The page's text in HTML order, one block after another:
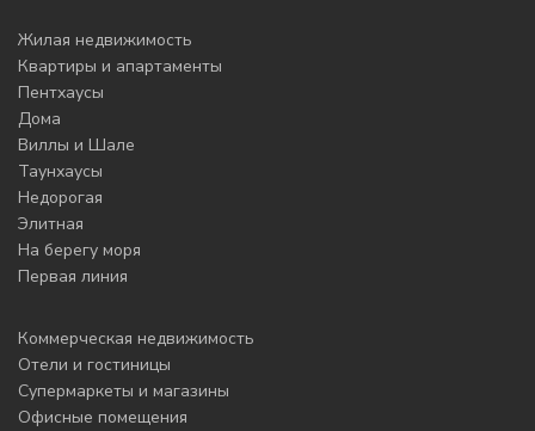
Жилая недвижимость
Квартиры и апартаменты
Пентхаусы
Дома
Виллы и Шале
Таунхаусы
Недорогая
Элитная
На берегу моря
Первая линия
Коммерческая недвижимость
Отели и гостиницы
Супермаркеты и магазины
Офисные помещения